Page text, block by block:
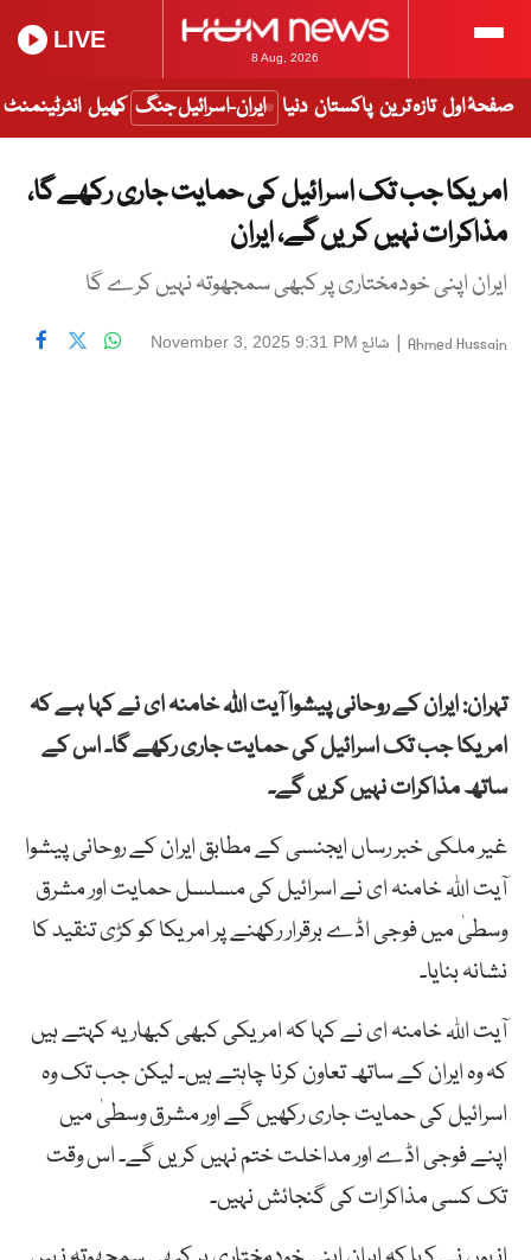
8 Aug, 2026
LIVE
صفحۂ اول تازہ ترین پاکستان دنیا ایران-اسرائیل جنگ کھیل انٹرٹینمنٹ
امریکا جب تک اسرائیل کی حمایت جاری رکھے گا،
مذاکرات نہیں کریں گے، ایران
ایران اپنی خودمختاری پر کبھی سمجھوتہ نہیں کرے گا
Ahmed Hussain
| شائع November 3, 2025 9:31 PM
تہران: ایران کے روحانی پیشوا آیت اللہ خامنہ ای نے کہا ہے کہ
امریکا جب تک اسرائیل کی حمایت جاری رکھے گا۔ اس کے
ساتھ مذاکرات نہیں کریں گے۔
غیر ملکی خبر رساں ایجنسی کے مطابق ایران کے روحانی پیشوا
آیت اللہ خامنہ ای نے اسرائیل کی مسلسل حمایت اور مشرق
وسطیٰ میں فوجی اڈے برقرار رکھنے پر امریکا کو کڑی تنقید کا
نشانہ بنایا۔
آیت اللہ خامنہ ای نے کہا کہ امریکی کبھی کبھار یہ کہتے ہیں
کہ وہ ایران کے ساتھ تعاون کرنا چاہتے ہیں۔ لیکن جب تک وہ
اسرائیل کی حمایت جاری رکھیں گے اور مشرق وسطیٰ میں
اپنے فوجی اڈے اور مداخلت ختم نہیں کریں گے۔ اس وقت
تک کسی مذاکرات کی گنجائش نہیں۔